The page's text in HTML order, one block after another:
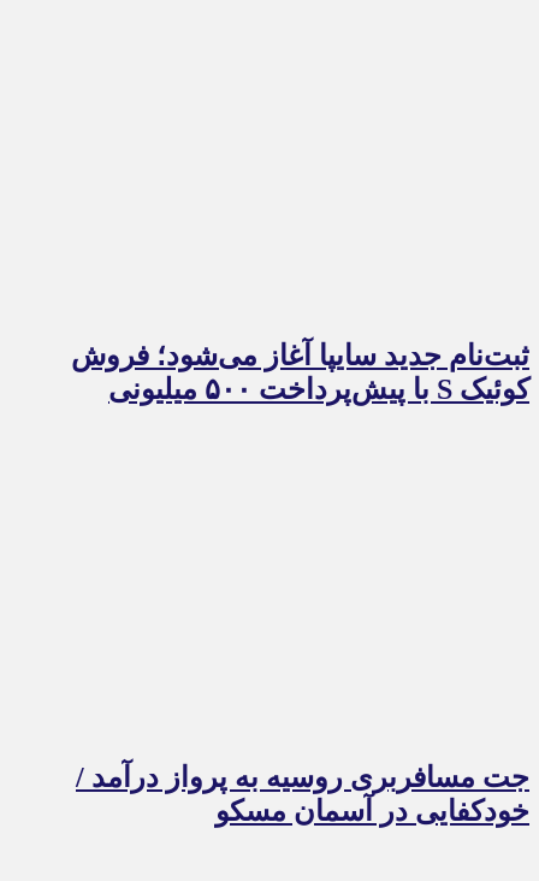
ثبت‌نام جدید سایپا آغاز می‌شود؛ فروش
کوئیک S با پیش‌پرداخت ۵۰۰ میلیونی
جت مسافربری روسیه به پرواز درآمد /
خودکفایی در آسمان مسکو